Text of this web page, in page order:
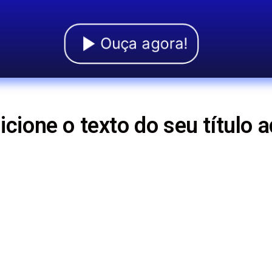
Ouça agora!
o texto do seu título